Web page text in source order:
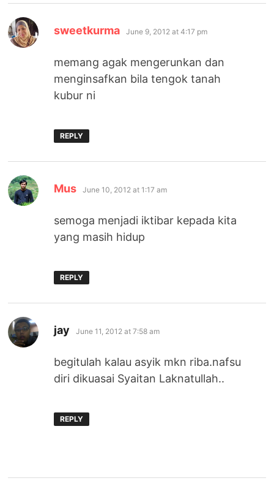
sweetkurma says:
June 9, 2012 at 4:17 pm
memang agak mengerunkan dan
menginsafkan bila tengok tanah
kubur ni
REPLY
Mus says:
June 10, 2012 at 1:17 am
semoga menjadi iktibar kepada kita
yang masih hidup
REPLY
jay says:
June 11, 2012 at 7:58 am
begitulah kalau asyik mkn riba.nafsu
diri dikuasai Syaitan Laknatullah..
REPLY